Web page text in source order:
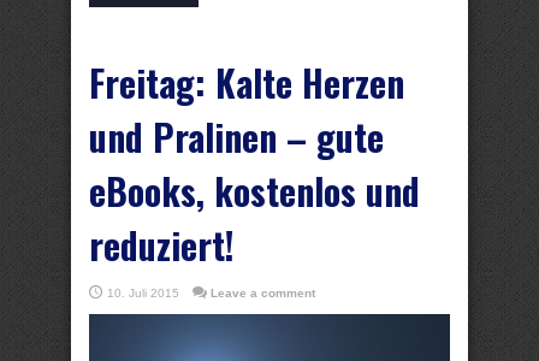
Freitag: Kalte Herzen
und Pralinen – gute
eBooks, kostenlos und
reduziert!
10. Juli 2015 Leave a comment